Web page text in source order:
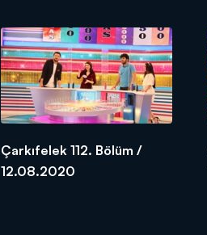
Çarkıfelek 112. Bölüm /
12.08.2020